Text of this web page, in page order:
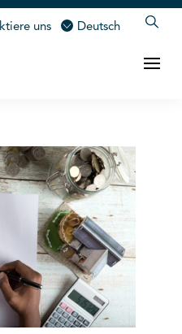
uns Deutsch